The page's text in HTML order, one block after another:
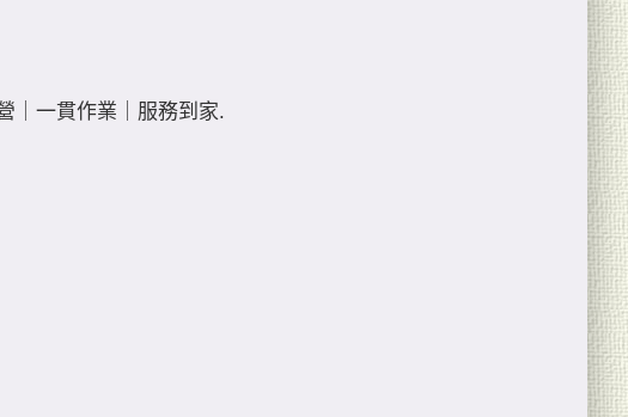
｜一貫作業｜服務到家.